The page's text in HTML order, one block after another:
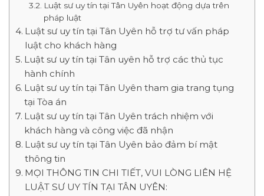
Luật sư uy tín tại Tân Uyên hoạt động dựa trên
pháp luật
Luật sư uy tín tại Tân Uyên hỗ trợ tư vấn pháp
luật cho khách hàng
Luật sư uy tín tại Tân uyên hỗ trợ các thủ tục
hành chính
Luật sư uy tín tại Tân Uyên tham gia trang tụng
tại Tòa án
Luật sư uy tín tại Tân Uyên trách nhiệm với
khách hàng và công việc đã nhận
Luật sư uy tín tại Tân Uyên bảo đảm bí mật
thông tin
MỌI THÔNG TIN CHI TIẾT, VUI LÒNG LIÊN HỆ
LUẬT SƯ UY TÍN TẠI TÂN UYÊN: